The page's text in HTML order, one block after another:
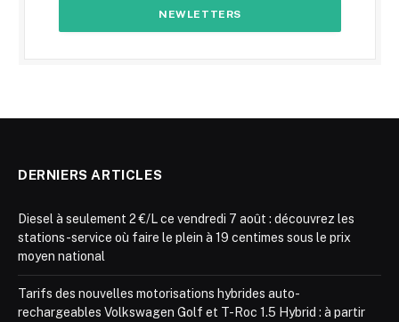
DERNIERS ARTICLES
Diesel à seulement 2 €/L ce vendredi 7 août : découvrez les
stations-service où faire le plein à 19 centimes sous le prix
moyen national
Tarifs des nouvelles motorisations hybrides auto-
rechargeables Volkswagen Golf et T-Roc 1.5 Hybrid : à partir